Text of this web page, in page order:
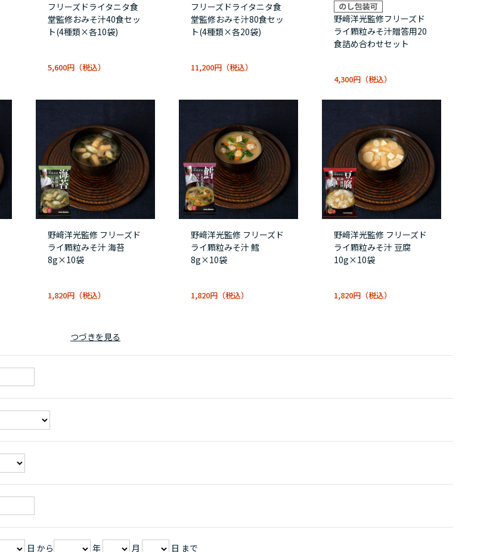
フリーズドライタニタ食
堂監修おみそ汁40食セッ
ト(4種類×各10袋)
5,600円
フリーズドライタニタ食
堂監修おみそ汁80食セッ
ト(4種類×各20袋)
11,200円
野﨑洋光監修フリーズド
ライ顆粒みそ汁贈答用20
食詰め合わせセット
4,300円
野﨑洋光監修 フリーズド
ライ顆粒みそ汁 海苔
8g×10袋
1,820円
野﨑洋光監修 フリーズド
ライ顆粒みそ汁 鱈
8g×10袋
1,820円
野﨑洋光監修 フリーズド
ライ顆粒みそ汁 豆腐
10g×10袋
1,820円
つづきを見る
日 から 年 月 日 まで